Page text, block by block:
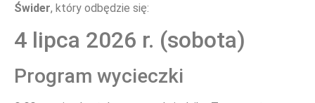
Świder, który odbędzie się:
4 lipca 2026 r. (sobota)
Program wycieczki